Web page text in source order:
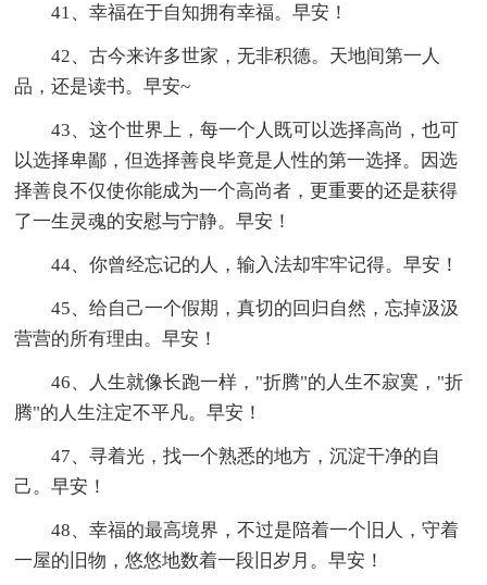
41、幸福在于自知拥有幸福。早安！
42、古今来许多世家，无非积德。天地间第一人
品，还是读书。早安~
43、这个世界上，每一个人既可以选择高尚，也可
以选择卑鄙，但选择善良毕竟是人性的第一选择。因选
择善良不仅使你能成为一个高尚者，更重要的还是获得
了一生灵魂的安慰与宁静。早安！
44、你曾经忘记的人，输入法却牢牢记得。早安！
45、给自己一个假期，真切的回归自然，忘掉汲汲
营营的所有理由。早安！
46、人生就像长跑一样，"折腾"的人生不寂寞，"折
腾"的人生注定不平凡。早安！
47、寻着光，找一个熟悉的地方，沉淀干净的自
己。早安！
48、幸福的最高境界，不过是陪着一个旧人，守着
一屋的旧物，悠悠地数着一段旧岁月。早安！